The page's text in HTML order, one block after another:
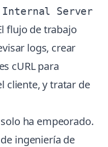
Internal Server
flujo de trabajo
logs, crear
cURL para
cliente, y tratar de
ha empeorado.
ingeniería de